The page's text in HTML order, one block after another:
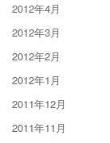
2012年4月
2012年3月
2012年2月
2012年1月
2011年12月
2011年11月